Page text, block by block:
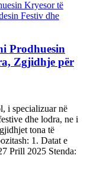
Prodhuesin
Zgjidhje për
i specializuar në
dhe lodra, ne i
tona të
1. Datat e
Prill 2025 Stenda: